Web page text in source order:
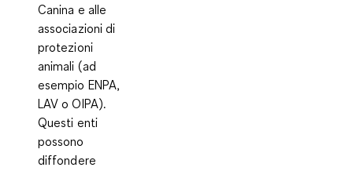
Canina e alle
associazioni di
protezioni
animali (ad
esempio ENPA,
LAV o OIPA).
Questi enti
possono
diffondere